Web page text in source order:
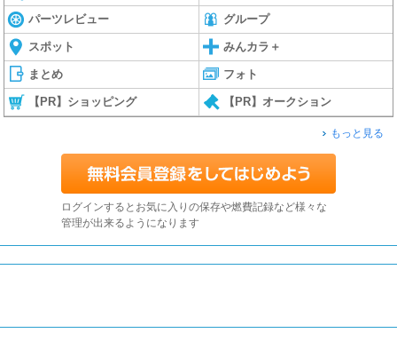
パーツレビュー グループ
スポット みんカラ＋
まとめ フォト
【PR】ショッピング 【PR】オークション
もっと見る
ログインするとお気に入りの保存や燃費記録など様々な
管理が出来るようになります